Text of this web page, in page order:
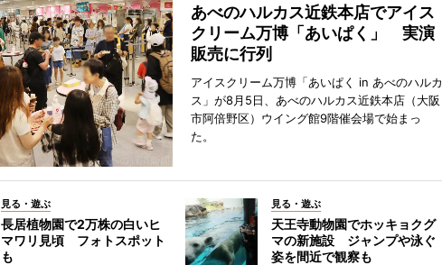
あべのハルカス近鉄本店でアイス
クリーム万博「あいぱく」 実演
販売に行列
アイスクリーム万博「あいぱく in あべのハルカ
ス」が8月5日、あべのハルカス近鉄本店（大阪
市阿倍野区）ウイング館9階催会場で始まっ
た。
見る・遊ぶ
長居植物園で2万株の白いヒ
マワリ見頃 フォトスポット
も
見る・遊ぶ
天王寺動物園でホッキョクグ
マの新施設 ジャンプや泳ぐ
姿を間近で観察も